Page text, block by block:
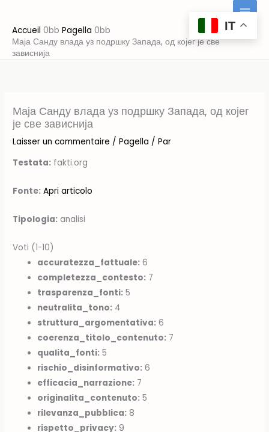
contenu
Accueil
Pagella
Маја Санду влада уз подршку Запада, од којег је све
зависнија
Маја Санду влада уз подршку Запада, од којег
је све зависнија
Laisser un commentaire /Pagella / Par
Testata: fakti.org
Fonte: Apri articolo
Tipologia: analisi
Voti (1-10)
accuratezza_fattuale: 6
completezza_contesto: 7
trasparenza_fonti: 5
neutralita_tono: 4
struttura_argomentativa: 6
coerenza_titolo_contenuto: 7
qualita_fonti: 5
rischio_disinformativo: 6
efficacia_narrazione: 7
originalita_contenuto: 5
rilevanza_pubblica: 8
rispetto_privacy: 9
IT